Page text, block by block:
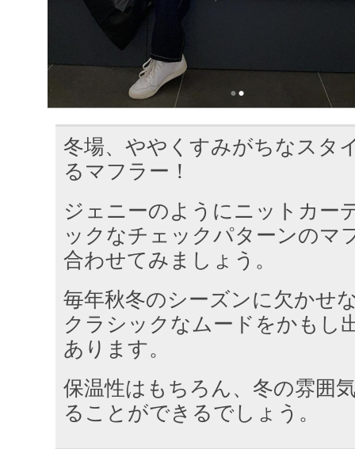
冬場、ややくすみがちなスタ
るマフラー！
ジェニーのようにニットカー
ックなチェックパターンのマ
合わせてみましょう。
毎年秋冬のシーズンに欠かせ
クラシックなムードをかもし
あります。
保温性はもちろん、冬の雰囲
ることができるでしょう。